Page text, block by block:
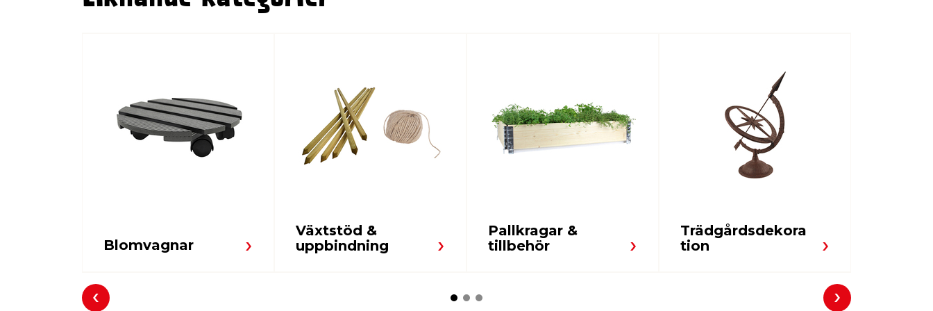
Blomvagnar
Växtstöd &
uppbindning
Pallkragar &
tillbehör
Trädgårdsdekora
tion
Föregående Nästa